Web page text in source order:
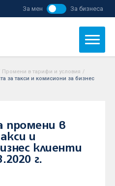
За мен За бизнеса
Промени в тарифи и условия /
за такси и комисиони за бизнес
промени в
и
клиенти
г.